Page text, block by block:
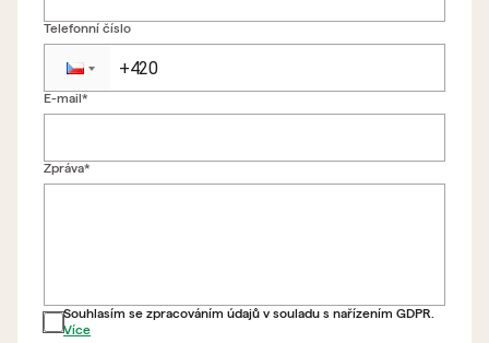
Zpět na formulář
Telefonní číslo
E-mail*
Zpráva*
Souhlasím se zpracováním údajů v souladu s nařízením GDPR.
Více